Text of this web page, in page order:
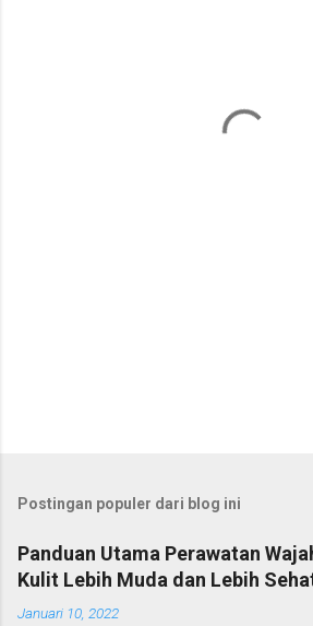
Postingan populer dari blog ini
Panduan Utama Perawatan
Kulit Lebih Muda dan Lebih
Januari 10, 2022